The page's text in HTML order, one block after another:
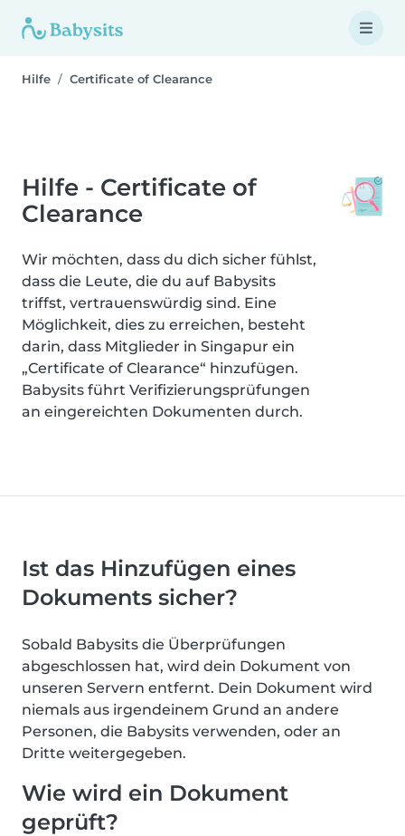
Hilfe Certificate of Clearance
Hilfe - Certificate of
Clearance
Wir möchten, dass du dich sicher fühlst,
dass die Leute, die du auf Babysits
triffst, vertrauenswürdig sind. Eine
Möglichkeit, dies zu erreichen, besteht
darin, dass Mitglieder in Singapur ein
„Certificate of Clearance“ hinzufügen.
Babysits führt Verifizierungsprüfungen
an eingereichten Dokumenten durch.
Ist das Hinzufügen eines
Dokuments sicher?
Sobald Babysits die Überprüfungen
abgeschlossen hat, wird dein Dokument von
unseren Servern entfernt. Dein Dokument wird
niemals aus irgendeinem Grund an andere
Personen, die Babysits verwenden, oder an
Dritte weitergegeben.
Wie wird ein Dokument
geprüft?